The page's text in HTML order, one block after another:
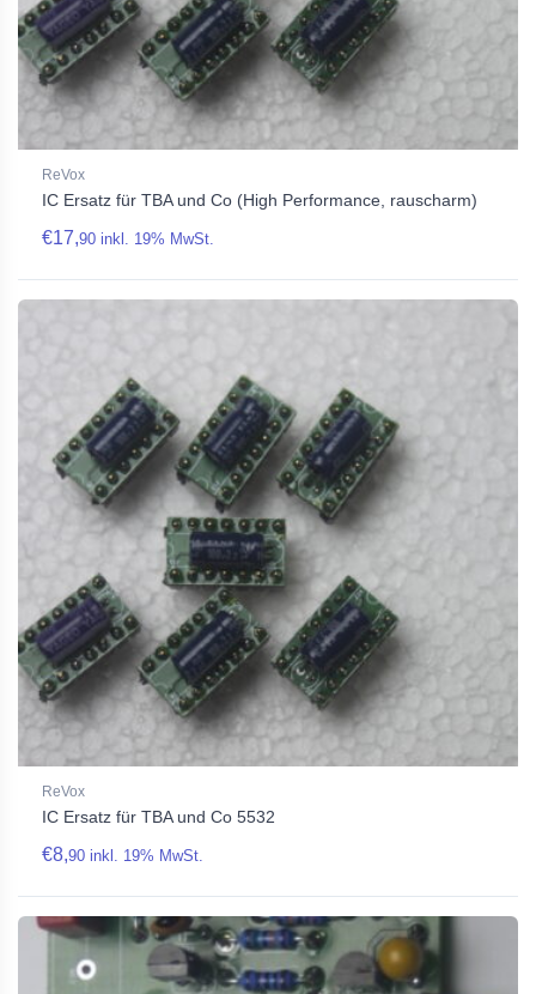
ReVox
IC Ersatz für TBA und Co (High Performance, rauscharm)
€17,90 inkl. 19% MwSt.
ReVox
IC Ersatz für TBA und Co 5532
€8,90 inkl. 19% MwSt.